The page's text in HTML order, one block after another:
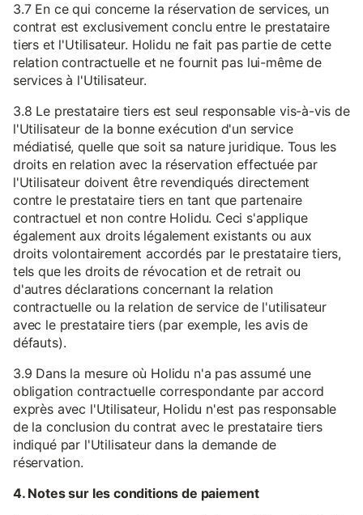
3.7 En ce qui concerne la réservation de services, un
contrat est exclusivement conclu entre le prestataire
tiers et l'Utilisateur. Holidu ne fait pas partie de cette
relation contractuelle et ne fournit pas lui-même de
services à l'Utilisateur.
3.8 Le prestataire tiers est seul responsable vis-à-vis de
l'Utilisateur de la bonne exécution d'un service
médiatisé, quelle que soit sa nature juridique. Tous les
droits en relation avec la réservation effectuée par
l'Utilisateur doivent être revendiqués directement
contre le prestataire tiers en tant que partenaire
contractuel et non contre Holidu. Ceci s'applique
également aux droits légalement existants ou aux
droits volontairement accordés par le prestataire tiers,
tels que les droits de révocation et de retrait ou
d'autres déclarations concernant la relation
contractuelle ou la relation de service de l'utilisateur
avec le prestataire tiers (par exemple, les avis de
défauts).
3.9 Dans la mesure où Holidu n'a pas assumé une
obligation contractuelle correspondante par accord
exprès avec l'Utilisateur, Holidu n'est pas responsable
de la conclusion du contrat avec le prestataire tiers
indiqué par l'Utilisateur dans la demande de
réservation.
4. Notes sur les conditions de paiement